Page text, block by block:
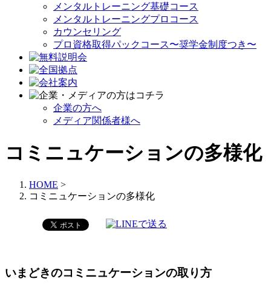
メンタルトレーニング基礎コース
メンタルトレーニングプロコース
カウンセリング
プロ資格取得パックコース〜奨学金制度つき〜
企業の方へ
メディア関係者様へ
コミニュケーションの多様化
HOME >
コミニュケーションの多様化
いまどきのコミニュケーションの取り方